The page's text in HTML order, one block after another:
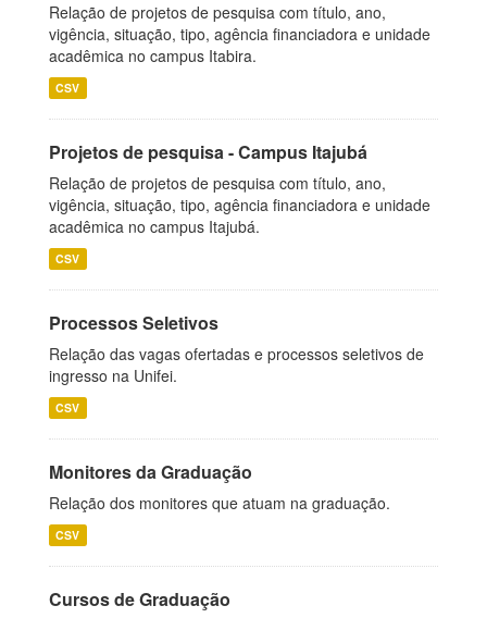
Relação de projetos de pesquisa com título, ano,
vigência, situação, tipo, agência financiadora e unidade
acadêmica no campus Itabira.
CSV
Projetos de pesquisa - Campus Itajubá
Relação de projetos de pesquisa com título, ano,
vigência, situação, tipo, agência financiadora e unidade
acadêmica no campus Itajubá.
CSV
Processos Seletivos
Relação das vagas ofertadas e processos seletivos de
ingresso na Unifei.
CSV
Monitores da Graduação
Relação dos monitores que atuam na graduação.
CSV
Cursos de Graduação